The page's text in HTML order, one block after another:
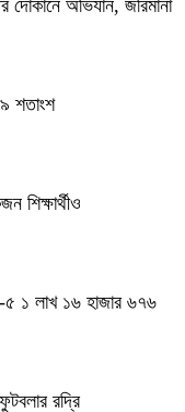
দোকানে অভিযান, জরিমানা
শতাংশ
শিক্ষার্থীও
১ লাখ ১৬ হাজার ৬৭৬
রদ্রি